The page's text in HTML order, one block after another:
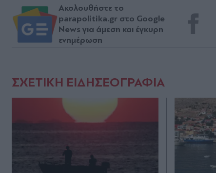
Ακολουθήστε το
parapolitika.gr στο Google
News για άμεση και έγκυρη
ενημέρωση
ΣΧΕΤΙΚΗ ΕΙΔΗΣΕΟΓΡΑΦΙΑ